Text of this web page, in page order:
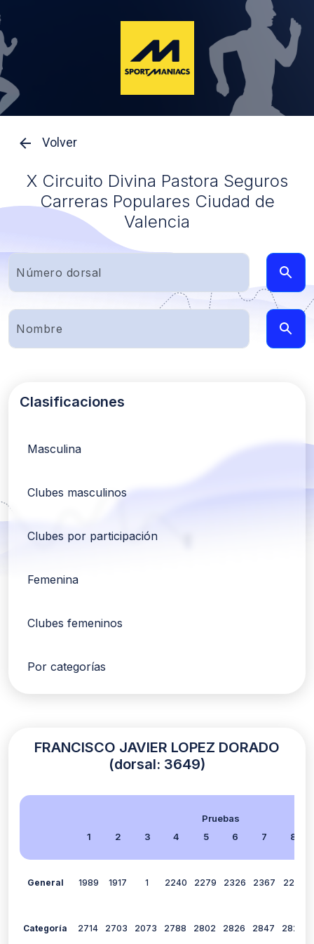
Volver
X Circuito Divina Pastora Seguros
Carreras Populares Ciudad de
Valencia
Clasificaciones
Masculina
Clubes masculinos
Clubes por participación
Femenina
Clubes femeninos
Por categorías
FRANCISCO JAVIER LOPEZ DORADO
(dorsal: 3649)
Pruebas
1
2 3 4 5 6 7 8
General 1989 1917 1 2240 2279 2326 2367 2291
Categoría 2714 2703 2073 2788 2802 2826 2847 2820